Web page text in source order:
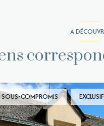
A
SOUS-COMPROMIS EXCLUSIF